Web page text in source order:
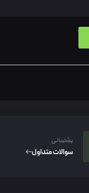
پشتیبانی
سوالات متداول